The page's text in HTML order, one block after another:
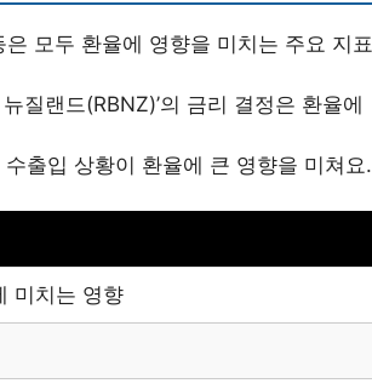
모두 환율에 영향을 미치는 주요 지표
질랜드(RBNZ)’의 금리 결정은 환율에
출입 상황이 환율에 큰 영향을 미쳐요.
미치는 영향